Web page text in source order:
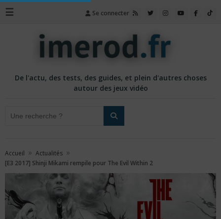
☰ Se connecter
De l'actu, des tests, des guides, et plein d'autres choses
autour des jeux vidéo
Accueil » Actualités »
[E3 2017] Shinji Mikami rempile pour The Evil Within 2